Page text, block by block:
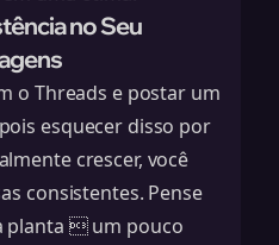
no Seu
o Threads e postar um
esquecer disso por
crescer, você
consistentes. Pense
planta  um pouco